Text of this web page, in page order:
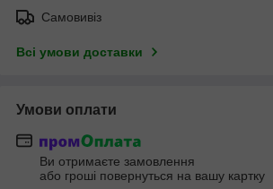
Самовивіз
Всі умови доставки
Умови оплати
Ви отримаєте замовлення
або гроші повернуться на вашу картку